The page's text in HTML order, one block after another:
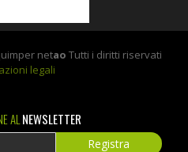
netao Tutti i diritti riservati
legali
AL NEWSLETTER